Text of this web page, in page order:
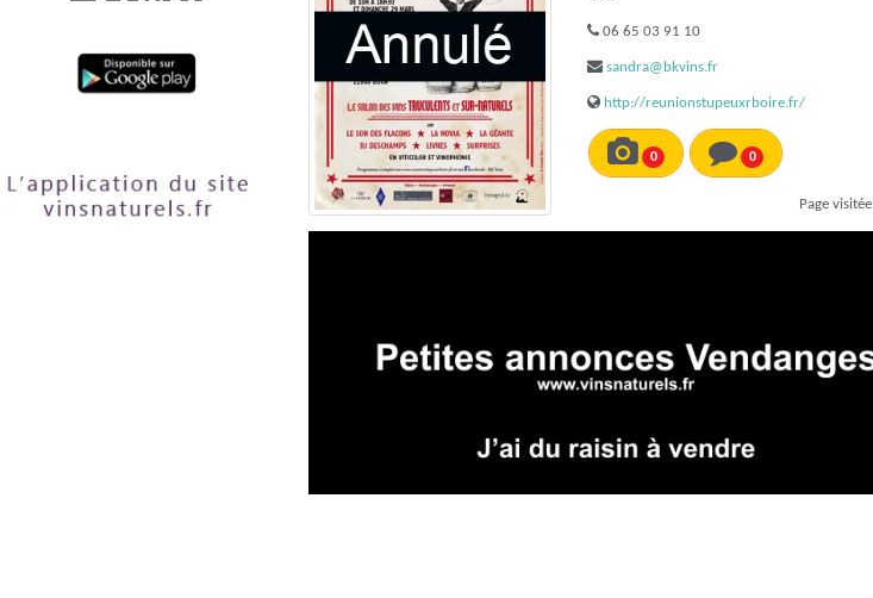
06 65 03 91 10
sandra@bkvins.fr
http://reunionstupeuxrboire.fr/
0 0
Page visitée